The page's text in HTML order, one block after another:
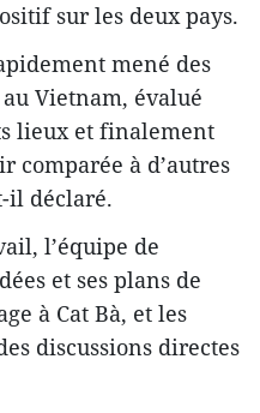
sur les deux pays.
mené des
Vietnam, évalué
lieux et finalement
comparée à d’autres
il déclaré.
l’équipe de
et ses plans de
à Cat Bà, et les
discussions directes